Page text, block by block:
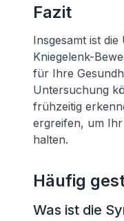
Fazit
Insgesamt ist
Kniegelenk-
für Ihre
Untersuchung
frühzeitig
ergreifen, um
halten.
Häufig
Was ist die